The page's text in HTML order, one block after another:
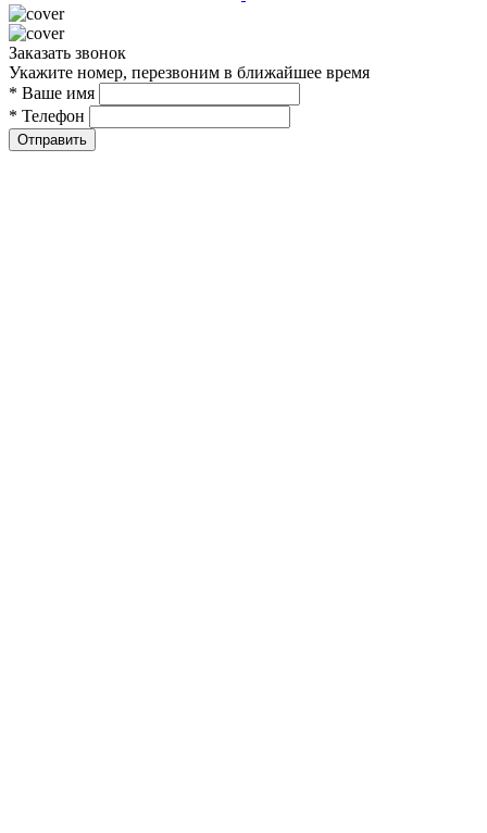
Заказать звонок
Укажите номер, перезвоним в ближайшее время
* Ваше имя
* Телефон
Отправить